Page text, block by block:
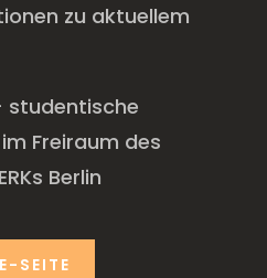
zu aktuellem
studentische
Freiraum des
Berlin
SEITE